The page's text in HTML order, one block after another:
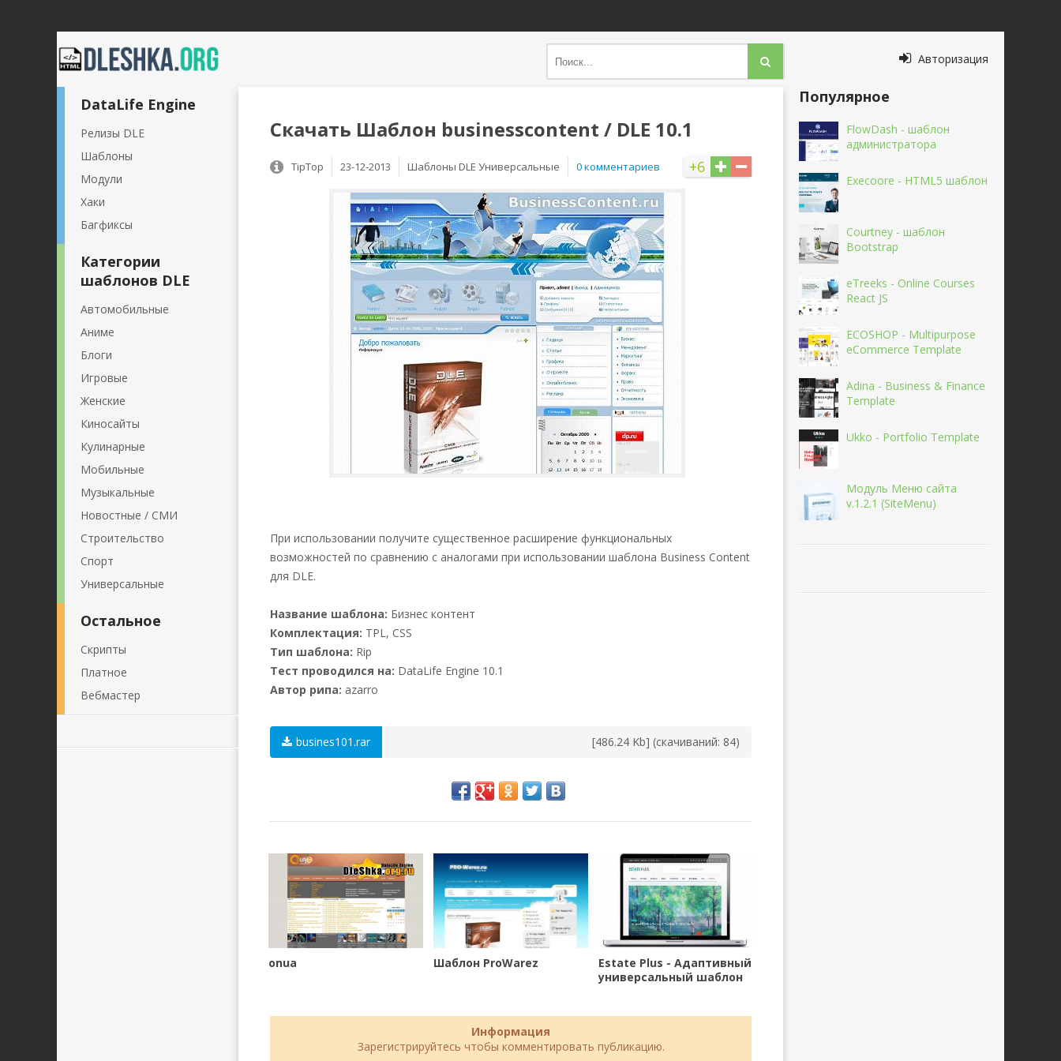
Авторизация
Скачать Шаблон businesscontent / DLE 10.1
+6
TipTop 23-12-2013 Шаблоны DLE Универсальные 0 комментариев
При использовании получите существенное расширение функциональных
возможностей по сравнению с аналогами при использовании шаблона Business Content
для DLE.
Название шаблона: Бизнес контент
Комплектация: TPL, CSS
Тип шаблона: Rip
Тест проводился на: DataLife Engine 10.1
Автор рипа: azarro
busines101.rar [486.24 Kb] (cкачиваний: 84)
onua Шаблон ProWarez
Estate Plus - Адаптивный
универсальный шаблон
Информация
Зарегистрируйтесь чтобы комментировать публикацию.
DataLife Engine
Релизы DLE
Шаблоны
Модули
Хаки
Багфиксы
Категории
шаблонов DLE
Автомобильные
Аниме
Блоги
Игровые
Женские
Киносайты
Кулинарные
Мобильные
Музыкальные
Новостные / СМИ
Строительство
Спорт
Универсальные
Остальное
Скрипты
Платное
Вебмастер
Популярное
FlowDash - шаблон
администратора
Execoore - HTML5 шаблон
Courtney - шаблон
Bootstrap
eTreeks - Online Courses
React JS
ECOSHOP - Multipurpose
eCommerce Template
Adina - Business & Finance
Template
Ukko - Portfolio Template
Модуль Меню сайта
v.1.2.1 (SiteMenu)